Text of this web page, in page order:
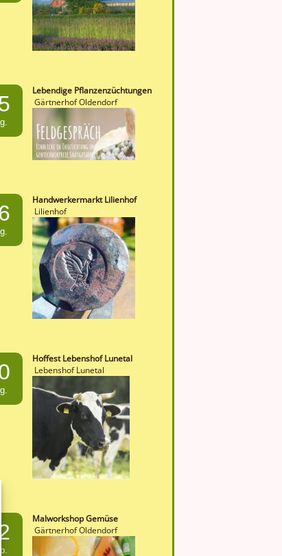
Lebendige Pflanzenzüchtungen
Gärtnerhof Oldendorf
Handwerkermarkt Lilienhof
Lilienhof
Hoffest Lebenshof Lunetal
Lebenshof Lunetal
Malworkshop Gemüse
Gärtnerhof Oldendorf